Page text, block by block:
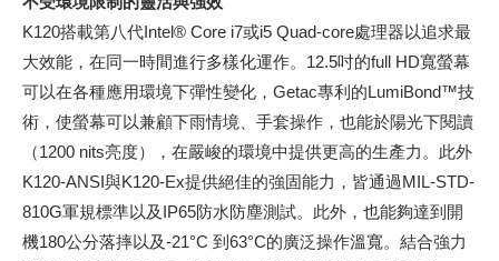
K120搭載第八代Intel® Core i7或i5 Quad-core處理器以追求最
大效能，在同一時間進行多樣化運作。12.5吋的full HD寬螢幕
可以在各種應用環境下彈性變化，Getac專利的LumiBond™技
術，使螢幕可以兼顧下雨情境、手套操作，也能於陽光下閱讀
（1200 nits亮度），在嚴峻的環境中提供更高的生產力。此外
K120-ANSI與K120-Ex提供絕佳的強固能力，皆通過MIL-STD-
810G軍規標準以及IP65防水防塵測試。此外，也能夠達到開
機180公分落摔以及-21°C 到63°C的廣泛操作溫寬。結合強力